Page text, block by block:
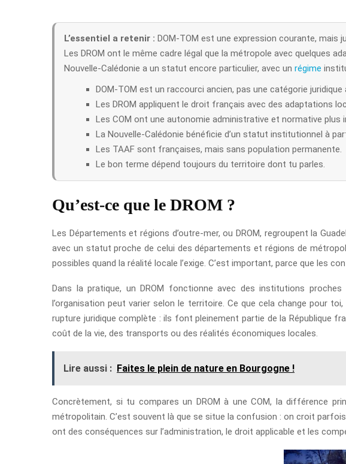
L’essentiel a retenir : DOM-TOM est une expression courante, mais
Les DROM ont le même cadre légal que la métropole avec quelques
Nouvelle-Calédonie a un statut encore particulier, avec un régime
DOM-TOM est un raccourci ancien, pas une catégorie juridique
Les DROM appliquent le droit français avec des adaptations
Les COM ont une autonomie administrative et normative plus
La Nouvelle-Calédonie bénéficie d’un statut institutionnel à
Les TAAF sont françaises, mais sans population permanente.
Le bon terme dépend toujours du territoire dont tu parles.
Qu’est-ce que le DROM ?
Les Départements et régions d’outre-mer, ou DROM, regroupent la
avec un statut proche de celui des départements et régions de
possibles quand la réalité locale l’exige. C’est important, parce que les
Dans la pratique, un DROM fonctionne avec des institutions
l’organisation peut varier selon le territoire. Ce que cela change pour
rupture juridique complète : ils font pleinement partie de la République
coût de la vie, des transports ou des réalités économiques locales.
Lire aussi : Faites le plein de nature en Bourgogne !
Concrètement, si tu compares un DROM à une COM, la différence
métropolitain. C’est souvent là que se situe la confusion : on croit
ont des conséquences sur l’administration, le droit applicable et les